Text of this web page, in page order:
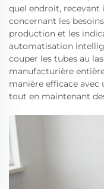
quel endroit, recevant
concernant les
production et les
automatisation
couper les tubes au
manufacturière
manière efficace
tout en maintenant